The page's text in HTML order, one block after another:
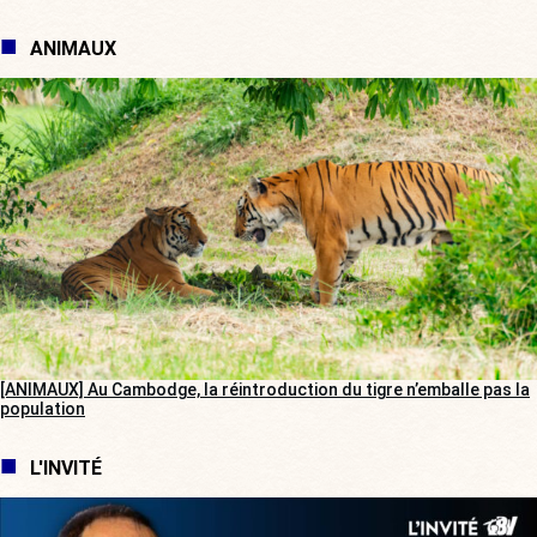
ANIMAUX
[ANIMAUX] Au Cambodge, la réintroduction du tigre n’emballe pas la
population
L'INVITÉ